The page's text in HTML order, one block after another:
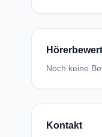
Noch keine
Kontakt